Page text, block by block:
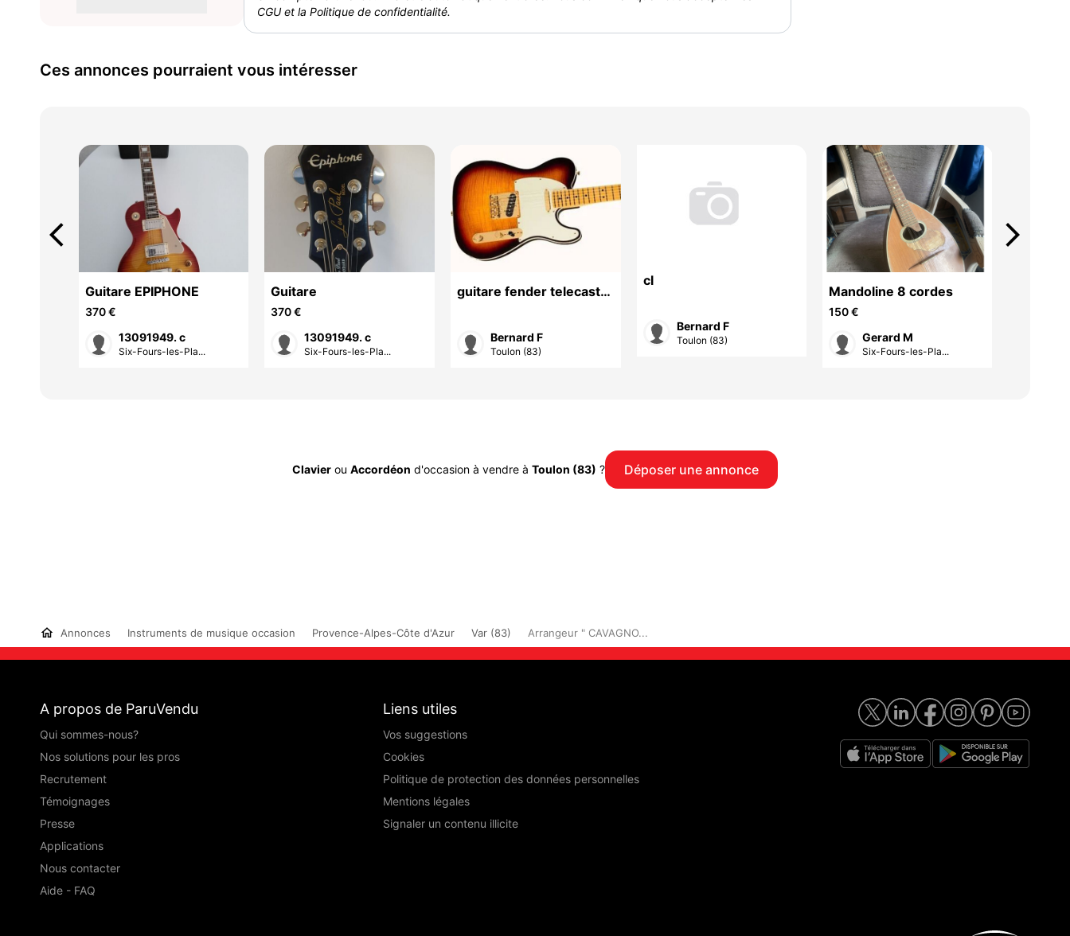
CGU et la Politique de confidentialité.
Ces annonces pourraient vous intéresser
Guitare EPIPHONE
370 €
13091949. c
Six-Fours-les-Pla...
Guitare
370 €
13091949. c
Six-Fours-les-Pla...
guitare fender telecaster
Bernard F
Toulon (83)
cl
Bernard F
Toulon (83)
Mandoline 8 cordes
150 €
Gerard M
Six-Fours-les-Pla...
arrow_back_ios arrow_forward_ios
Clavier ou Accordéon d'occasion à vendre à Toulon (83) ? Déposer une annonce
Annonces Instruments de musique occasion Provence-Alpes-Côte d'Azur Var (83) Arrangeur " CAVAGNO...
A propos de ParuVendu
Qui sommes-nous?
Nos solutions pour les pros
Recrutement
Témoignages
Presse
Applications
Nous contacter
Aide - FAQ
Liens utiles
Vos suggestions
Cookies
Politique de protection des données personnelles
Mentions légales
Signaler un contenu illicite